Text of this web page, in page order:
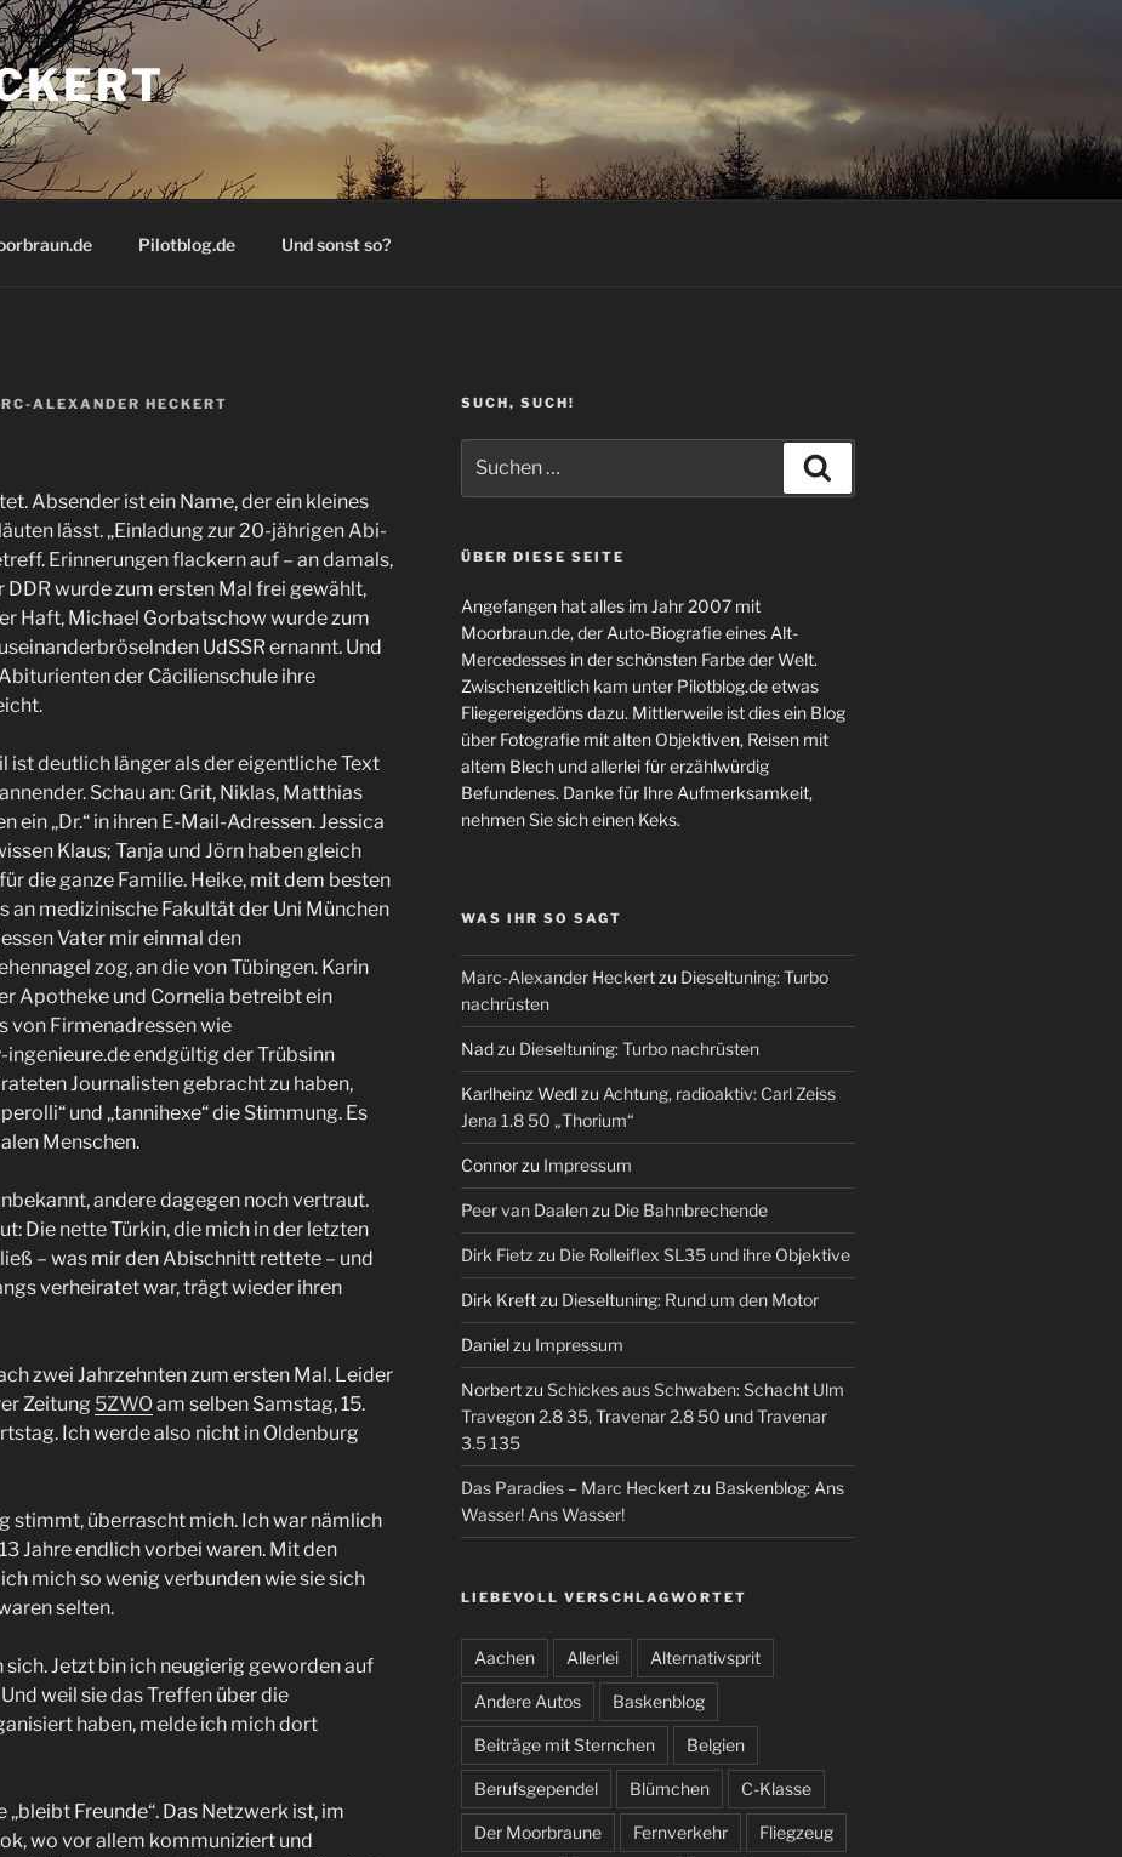
Pilotblog.de Und sonst so?
ALEXANDER HECKERT
Absender ist ein Name, der ein kleines
lässt. „Einladung zur 20-jährigen Abi-
Erinnerungen flackern auf – an damals,
DDR wurde zum ersten Mal frei gewählt,
Haft, Michael Gorbatschow wurde zum
UdSSR ernannt. Und
der Cäcilienschule ihre
ist deutlich länger als der eigentliche Text
Schau an: Grit, Niklas, Matthias
ein „Dr.“ in ihren E-Mail-Adressen. Jessica
Klaus; Tanja und Jörn haben gleich
die ganze Familie. Heike, mit dem besten
an medizinische Fakultät der Uni München
Vater mir einmal den
zog, an die von Tübingen. Karin
Apotheke und Cornelia betreibt ein
von Firmenadressen wie
ingenieure.de endgültig der Trübsinn
Journalisten gebracht zu haben,
und „tannihexe“ die Stimmung. Es
Menschen.
andere dagegen noch vertraut.
Die nette Türkin, die mich in der letzten
– was mir den Abischnitt rettete – und
verheiratet war, trägt wieder ihren
zwei Jahrzehnten zum ersten Mal. Leider
Zeitung 5ZWOam selben Samstag, 15.
Ich werde also nicht in Oldenburg
stimmt, überrascht mich. Ich war nämlich
Jahre endlich vorbei waren. Mit den
mich so wenig verbunden wie sie sich
selten.
Jetzt bin ich neugierig geworden auf
weil sie das Treffen über die
haben, melde ich mich dort
Freunde“. Das Netzwerk ist, im
wo vor allem kommuniziert und
SUCH, SUCH!
nach:
ÜBER DIESE SEITE
Angefangen hat alles im Jahr 2007 mit
Moorbraun.de, der Auto-Biografie eines Alt-
Mercedesses in der schönsten Farbe der Welt.
Zwischenzeitlich kam unter Pilotblog.de etwas
Fliegereigedöns dazu. Mittlerweile ist dies ein Blog
über Fotografie mit alten Objektiven, Reisen mit
altem Blech und allerlei für erzählwürdig
Befundenes. Danke für Ihre Aufmerksamkeit,
nehmen Sie sich einen Keks.
WAS IHR SO SAGT
Marc-Alexander Heckertzu Dieseltuning: Turbo
nachrüsten
Nadzu Dieseltuning: Turbo nachrüsten
Karlheinz Wedlzu Achtung, radioaktiv: Carl Zeiss
Jena 1.8 50 „Thorium“
Connorzu Impressum
Peer van Daalenzu Die Bahnbrechende
Dirk Fietz zu Die Rolleiflex SL35 und ihre Objektive
Dirk Kreftzu Dieseltuning: Rund um den Motor
Danielzu Impressum
Norbertzu Schickes aus Schwaben: Schacht Ulm
Travegon 2.8 35, Travenar 2.8 50 und Travenar
3.5 135
Das Paradies – Marc Heckertzu Baskenblog: Ans
Wasser! Ans Wasser!
LIEBEVOLL VERSCHLAGWORTET
Aachen Allerlei Alternativsprit
Andere Autos Baskenblog
Beiträge mit Sternchen Belgien
Berufsgependel Blümchen C-Klasse
Der Moorbraune Fernverkehr Fliegzeug